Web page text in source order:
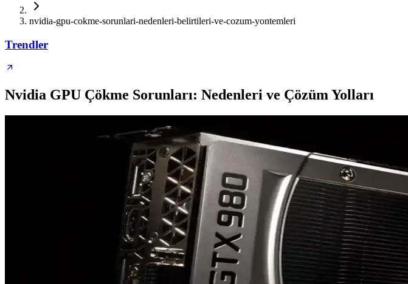
nvidia-gpu-cokme-sorunlari-nedenleri-belirtileri-ve-cozum-yontemleri
Trendler
Nvidia GPU Çökme Sorunları: Nedenleri ve Çözüm Yolları